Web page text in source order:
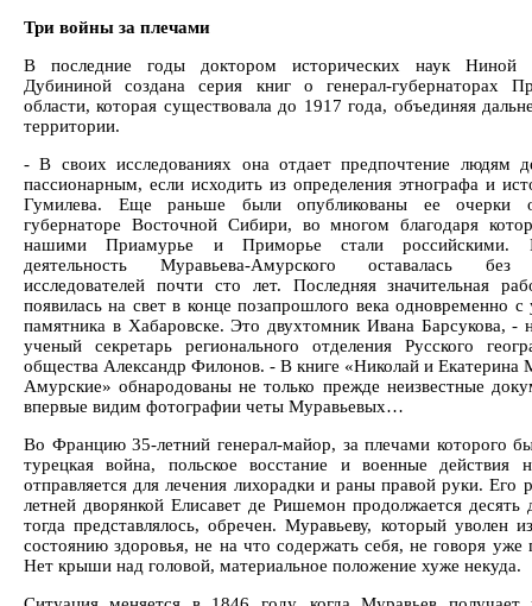
Три войны за плечами
В последние годы доктором исторических наук Ниной
Дубининой создана серия книг о генерал-губернаторах
области, которая существовала до 1917 года, объединяя
территории.
- В своих исследованиях она отдает предпочтение людям
пассионарным, если исходить из определения этнографа и
Гумилева. Еще раньше были опубликованы ее очерки
губернаторе Восточной Сибири, во многом благодаря
нашими Приамурье и Приморье cтали российскими.
деятельность Муравьева-Амурского оставалась без
исследователей почти сто лет. Последняя значительная
появилась на свет в конце позапрошлого века одновременно с
памятника в Хабаровске. Это двухтомник Ивана Барсукова, -
ученый секретарь регионального отделения Русского
общества Александр Филонов. - В книге «Николай и Екатерина
Амурские» обнародованы не только прежде неизвестные
впервые видим фотографии четы Муравьевых…
Во Францию 35-летний генерал-майор, за плечами которого
турецкая война, польское восстание и военные действия
отправляется для лечения лихорадки и раны правой руки. Его
летней дворянкой Елисавет де Ришемон продолжается десять
тогда представлялось, обречен. Муравьеву, который уволен
состоянию здоровья, не на что содержать себя, не говоря
Нет крыши над головой, материальное положение хуже некуда.